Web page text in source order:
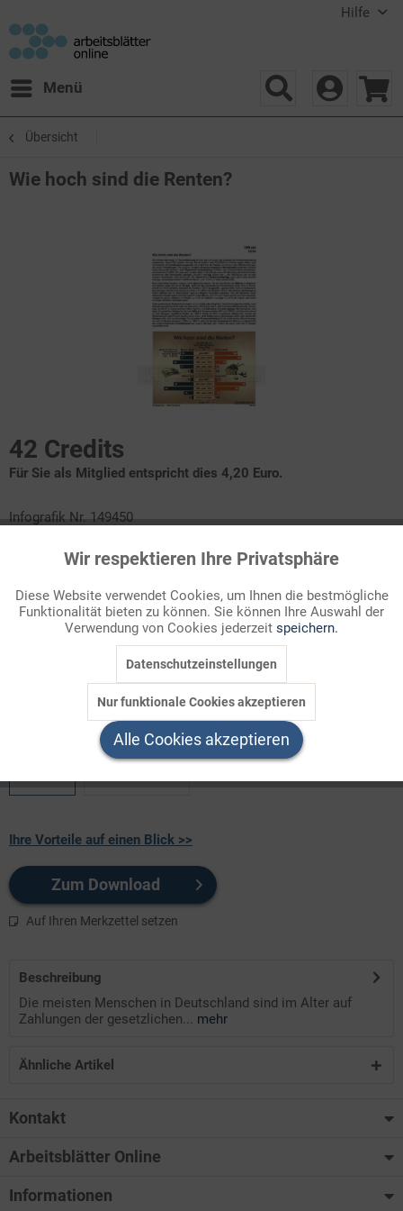
Hilfe
Menü
Übersicht
Wie hoch sind die Renten?
42 Credits
Für Sie als Mitglied entspricht dies 4,20 Euro.
Infografik Nr. 149450
Die deutschen Rentenkassen zahlen jeden Monat mehr als 20
Höhe der Renten herrschen in der Öffentlichkeit oft unklare
Vorstellungen. Informieren Sie sich hier über die Schichtung der
Rentenbeträge und die Unterschiede zwischen West- und
Welchen Download brauchen Sie?
Ihre Vorteile auf einen Blick >>
Zum Download
Auf Ihren Merkzettel setzen
Beschreibung
Die meisten Menschen in Deutschland sind im Alter auf
Zahlungen der gesetzlichen... mehr
Ähnliche Artikel
Kontakt
Arbeitsblätter Online
Informationen
Funktionale Aktiv
Marketing Inaktiv
Inaktiv
Wir respektieren Ihre Privatsphäre
Diese Website verwendet Cookies, um Ihnen die bestmögliche
Funktionalität bieten zu können. Sie können Ihre Auswahl der
Verwendung von Cookies jederzeit speichern.
Datenschutzeinstellungen
Nur funktionale Cookies akzeptieren
Alle Cookies akzeptieren